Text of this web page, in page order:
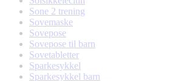
Sone 2 trening
Sovemaske
Sovepose
Sovepose til barn
Sovetabletter
Sparkesykkel
Sparkesykkel barn